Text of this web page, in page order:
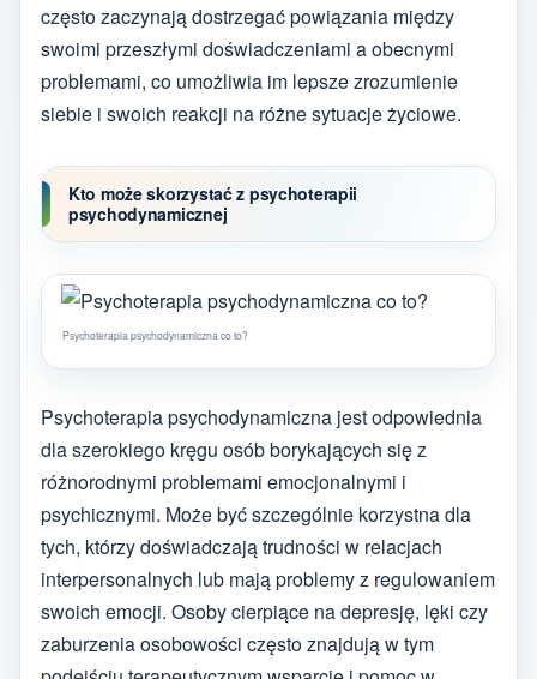
często zaczynają dostrzegać powiązania między
swoimi przeszłymi doświadczeniami a obecnymi
problemami, co umożliwia im lepsze zrozumienie
siebie i swoich reakcji na różne sytuacje życiowe.
Kto może skorzystać z psychoterapii
psychodynamicznej
Psychoterapia psychodynamiczna co to?
Psychoterapia psychodynamiczna jest odpowiednia
dla szerokiego kręgu osób borykających się z
różnorodnymi problemami emocjonalnymi i
psychicznymi. Może być szczególnie korzystna dla
tych, którzy doświadczają trudności w relacjach
interpersonalnych lub mają problemy z regulowaniem
swoich emocji. Osoby cierpiące na depresję, lęki czy
zaburzenia osobowości często znajdują w tym